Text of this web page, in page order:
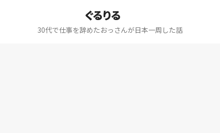
ぐるりる
30代で仕事を辞めたおっさんが日本一周した話